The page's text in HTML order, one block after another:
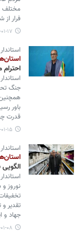
مختلف
فرار
۱۴۰۵-
جنگ
باور
قدرت
۱۴۰۵-
نوروز
تقدیر
جهاد و
۱۴۰۵-